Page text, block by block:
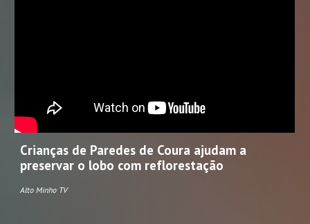
Crianças de Paredes de Coura ajudam a
preservar o lobo com reflorestação
Alto Minho TV